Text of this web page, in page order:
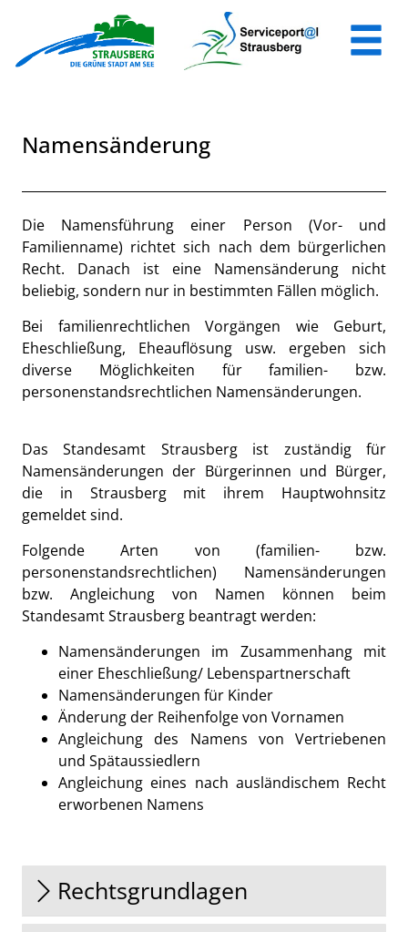
Zum Hauptinhalt springen
Namensänderung
Beschreibung
Die Namensführung einer Person (Vor- und
Familienname) richtet sich nach dem bürgerlichen
Recht. Danach ist eine Namensänderung nicht
beliebig, sondern nur in bestimmten Fällen möglich.
Bei familienrechtlichen Vorgängen wie Geburt,
Eheschließung, Eheauflösung usw. ergeben sich
diverse Möglichkeiten für familien- bzw.
personenstandsrechtlichen Namensänderungen.
Das Standesamt Strausberg ist zuständig für
Namensänderungen der Bürgerinnen und Bürger,
die in Strausberg mit ihrem Hauptwohnsitz
gemeldet sind.
Folgende Arten von (familien- bzw.
personenstandsrechtlichen) Namensänderungen
bzw. Angleichung von Namen können beim
Standesamt Strausberg beantragt werden:
Namensänderungen im Zusammenhang mit
einer Eheschließung/ Lebenspartnerschaft
Namensänderungen für Kinder
Änderung der Reihenfolge von Vornamen
Angleichung des Namens von Vertriebenen
und Spätaussiedlern
Angleichung eines nach ausländischem Recht
erworbenen Namens
Rechtsgrundlagen